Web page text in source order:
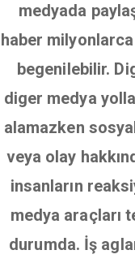
medyada
haber
begenilebilir.
diger medya
alamazken
veya olay
insanların
medya araçları
durumda. İş